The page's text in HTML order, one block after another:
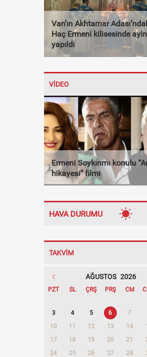
Van’ın Akhtamar
Haç Ermeni kilisesinde ayin
yapıldı
VİDEO
Ermeni Soykırımı konulu
hikayesi” filmi
HAVA DURUMU
TAKVİM
AĞUSTOS 2026
PZT SL ÇRŞ PRŞ CM
3
4 5 6 7
10
11 12 13 14
17
18 19 20 21
24
25 26 27 28